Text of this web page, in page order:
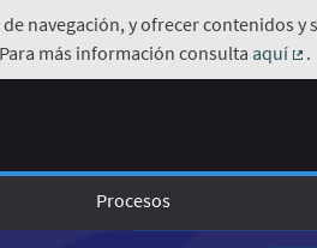
navegación, y ofrecer contenidos
más información consulta aquí
.
Procesos